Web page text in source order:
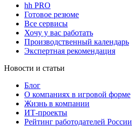
hh PRO
Готовое резюме
Все сервисы
Хочу у вас работать
Производственный календарь
Экспертная рекомендация
Новости и статьи
Блог
О компаниях в игровой форме
Жизнь в компании
ИТ-проекты
Рейтинг работодателей России